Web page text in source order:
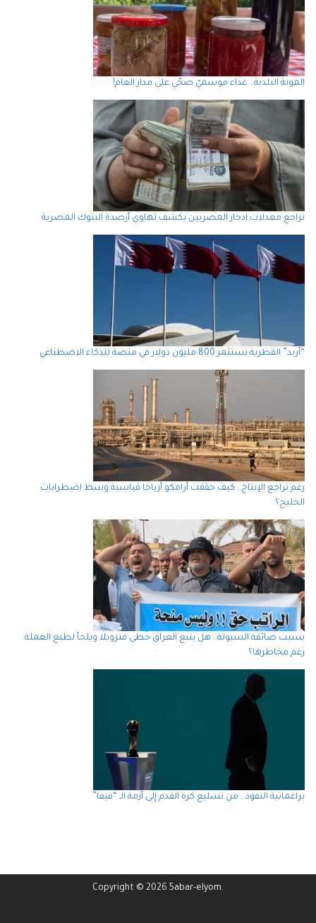
المونة البلدية… غذاء موسميّ صحّي على مدار العام!
تراجع معدلات ادخار المصريين يكشف تهاوي أرصدة البنوك المصرية
“أريد” القطرية تستثمر 800 مليون دولار في منصة للذكاء الاصطناعي
رغم تراجع الإنتاج.. كيف حققت أرامكو أرباحا قياسية وسط اضطرابات
الخليج؟
بسبب ضائقة السيولة.. هل يتبع العراق خُطى فنزويلا ويلجأ لطبع العملة
رغم مخاطرها؟
براغماتية النفوذ… من تسليع كرة القدم إلى أزمة الـ “فيفا”
Copyright © 2026 5abar-elyom.